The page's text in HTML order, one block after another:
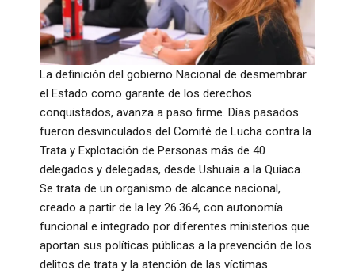
La definición del gobierno Nacional de desmembrar
el Estado como garante de los derechos
conquistados, avanza a paso firme. Días pasados
fueron desvinculados del Comité de Lucha contra la
Trata y Explotación de Personas más de 40
delegados y delegadas, desde Ushuaia a la Quiaca.
Se trata de un organismo de alcance nacional,
creado a partir de la ley 26.364, con autonomía
funcional e integrado por diferentes ministerios que
aportan sus políticas públicas a la prevención de los
delitos de trata y la atención de las víctimas.